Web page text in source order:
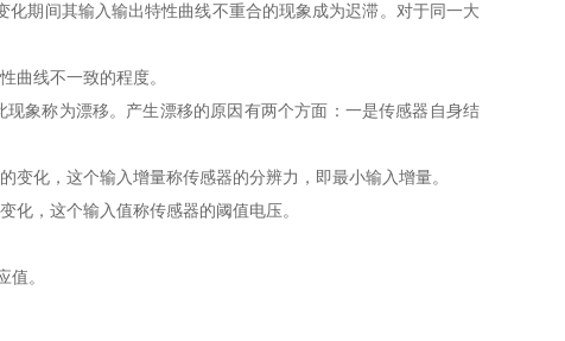
期间其输入输出特性曲线不重合的现象成为迟滞。对于同一大
曲线不一致的程度。
象称为漂移。产生漂移的原因有两个方面：一是传感器自身结
化，这个输入增量称传感器的分辨力，即最小输入增量。
化，这个输入值称传感器的阈值电压。
。